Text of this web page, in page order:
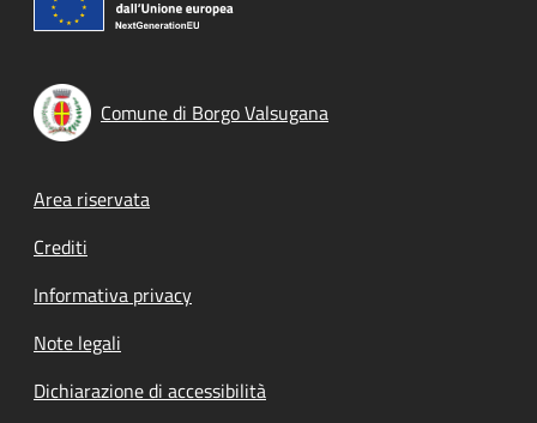
Comune di Borgo Valsugana
Footer menu
Area riservata
Crediti
Informativa privacy
Note legali
Dichiarazione di accessibilità